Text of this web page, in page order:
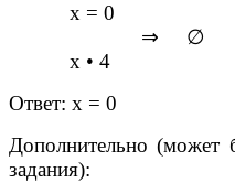
х = 0
⇒
∅
х • 4
Ответ: х = 0
Дополнительно (может
задания):